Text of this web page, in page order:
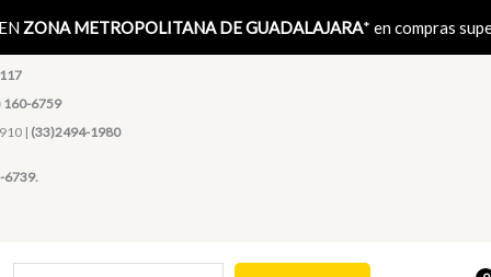
ZONA METROPOLITANA DE GUADALAJARA* en compras
160-6759
| (33)2494-1980
6739.